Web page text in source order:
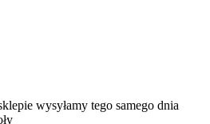
wysyłamy tego samego dnia